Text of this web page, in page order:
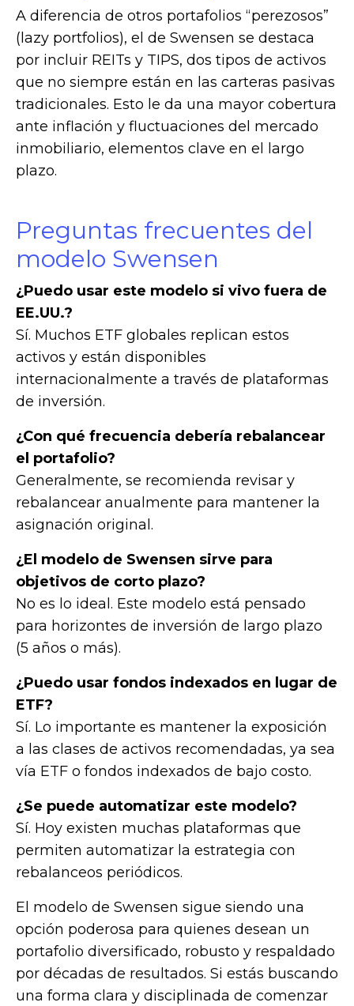
A diferencia de otros portafolios “perezosos”
(lazy portfolios), el de Swensen se destaca
por incluir REITs y TIPS, dos tipos de activos
que no siempre están en las carteras pasivas
tradicionales. Esto le da una mayor cobertura
ante inflación y fluctuaciones del mercado
inmobiliario, elementos clave en el largo
plazo.
Preguntas frecuentes del
modelo Swensen
¿Puedo usar este modelo si vivo fuera de
EE.UU.?
Sí. Muchos ETF globales replican estos
activos y están disponibles
internacionalmente a través de plataformas
de inversión.
¿Con qué frecuencia debería rebalancear
el portafolio?
Generalmente, se recomienda revisar y
rebalancear anualmente para mantener la
asignación original.
¿El modelo de Swensen sirve para
objetivos de corto plazo?
No es lo ideal. Este modelo está pensado
para horizontes de inversión de largo plazo
(5 años o más).
¿Puedo usar fondos indexados en lugar de
ETF?
Sí. Lo importante es mantener la exposición
a las clases de activos recomendadas, ya sea
vía ETF o fondos indexados de bajo costo.
¿Se puede automatizar este modelo?
Sí. Hoy existen muchas plataformas que
permiten automatizar la estrategia con
rebalanceos periódicos.
El modelo de Swensen sigue siendo una
opción poderosa para quienes desean un
portafolio diversificado, robusto y respaldado
por décadas de resultados. Si estás buscando
una forma clara y disciplinada de comenzar